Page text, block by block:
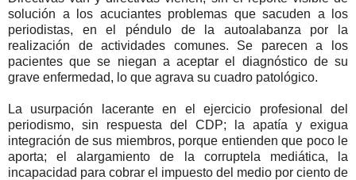
solución a los acuciantes problemas que sacuden a los
periodistas, en el péndulo de la autoalabanza por la
realización de actividades comunes. Se parecen a los
pacientes que se niegan a aceptar el diagnóstico de su
grave enfermedad, lo que agrava su cuadro patológico.
La usurpación lacerante en el ejercicio profesional del
periodismo, sin respuesta del CDP; la apatía y exigua
integración de sus miembros, porque entienden que poco le
aporta; el alargamiento de la corruptela mediática, la
incapacidad para cobrar el impuesto del medio por ciento de